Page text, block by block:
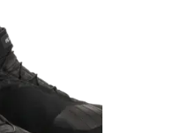
prezzo
attuale
è:
150,06 €.
più
varianti.